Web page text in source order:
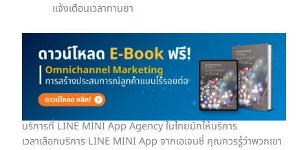
แจ้งเตือนเวลาทานยา
บริการที่ LINE MINI App Agency ในไทยมักให้บริการ
เวลาเลือกบริการ LINE MINI App จากเอเจนซี่ คุณควรรู้ว่าพวกเขา